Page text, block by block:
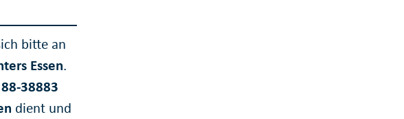
bitte an
Essen.
38883
dient und